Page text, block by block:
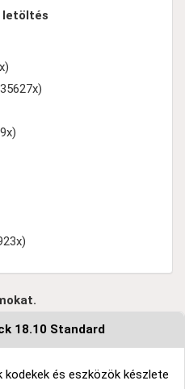
letöltés
18.10 Standard
kodekek és eszközök készlete